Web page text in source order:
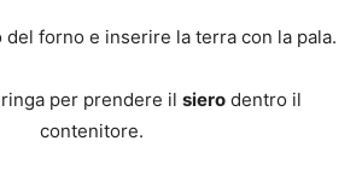
forno e inserire la terra con la pala.
per prendere il siero dentro il
contenitore.